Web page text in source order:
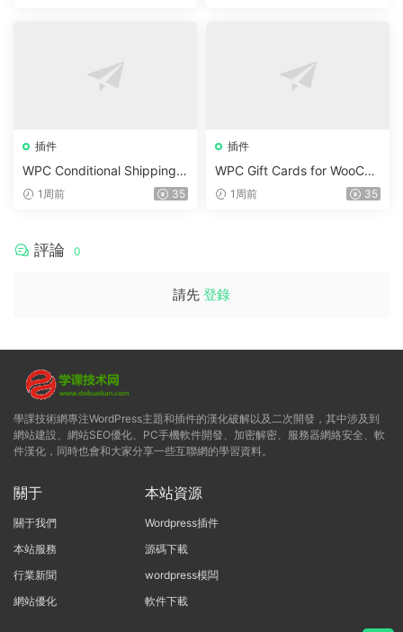
插件
WPC Conditional Shipping &
Payments (Premium) v1.0.2
1周前 35
插件
WPC Gift Cards for WooCo
mmerce (Premium) v1.0.2
1周前 35
評論 0
請先 登錄
學課技術網專注WordPress主題和插件的漢化破解以及二次開發，其中涉及到
網站建設、網站SEO優化、PC手機軟件開發、加密解密、服務器網絡安全、軟
件漢化，同時也會和大家分享一些互聯網的學習資料。
關于
關于我們
本站服務
行業新聞
網站優化
本站資源
Wordpress插件
源碼下載
wordpress模闆
軟件下載